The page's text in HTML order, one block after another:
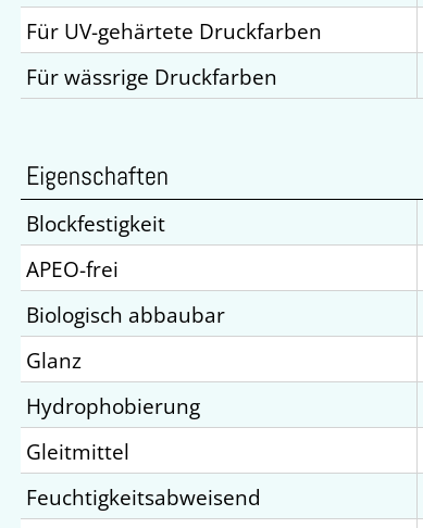
Für UV-gehärtete Druckfarben
Für wässrige Druckfarben
Eigenschaften
Blockfestigkeit
APEO-frei
Biologisch abbaubar
Glanz
Hydrophobierung
Gleitmittel
Feuchtigkeitsabweisend